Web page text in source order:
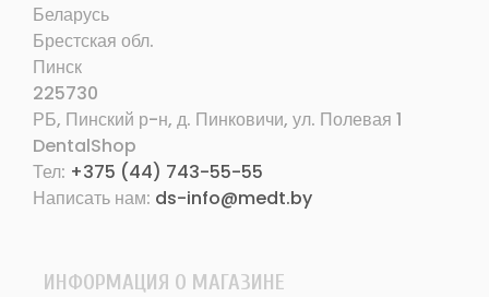
Беларусь
Брестская обл.
Пинск
225730
РБ, Пинский р-н, д. Пинковичи, ул. Полевая 1
DentalShop
Тел: +375 (44) 743-55-55
Написать нам: ds-info@medt.by
ИНФОРМАЦИЯ О МАГАЗИНЕ